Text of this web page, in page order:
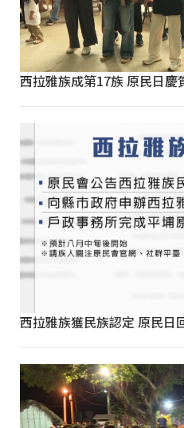
西拉雅族成第17族 原民日慶
西拉雅族獲民族認定 原民日